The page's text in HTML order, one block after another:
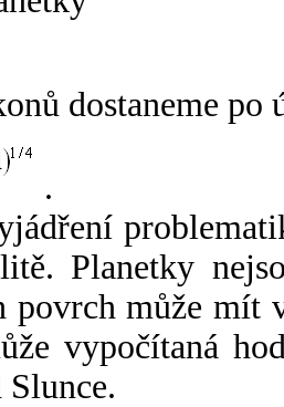
dostaneme po
.
Planetky
povrch může mít
vypočítaná